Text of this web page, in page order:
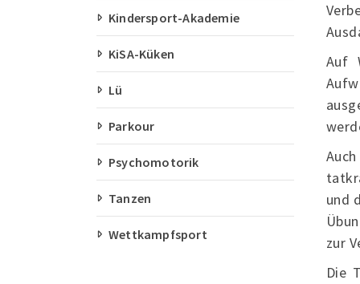
Auf
und
zur
Die
Kindersport-Akademie
KiSA-Küken
Lü
Parkour
Psychomotorik
Tanzen
Wettkampfsport